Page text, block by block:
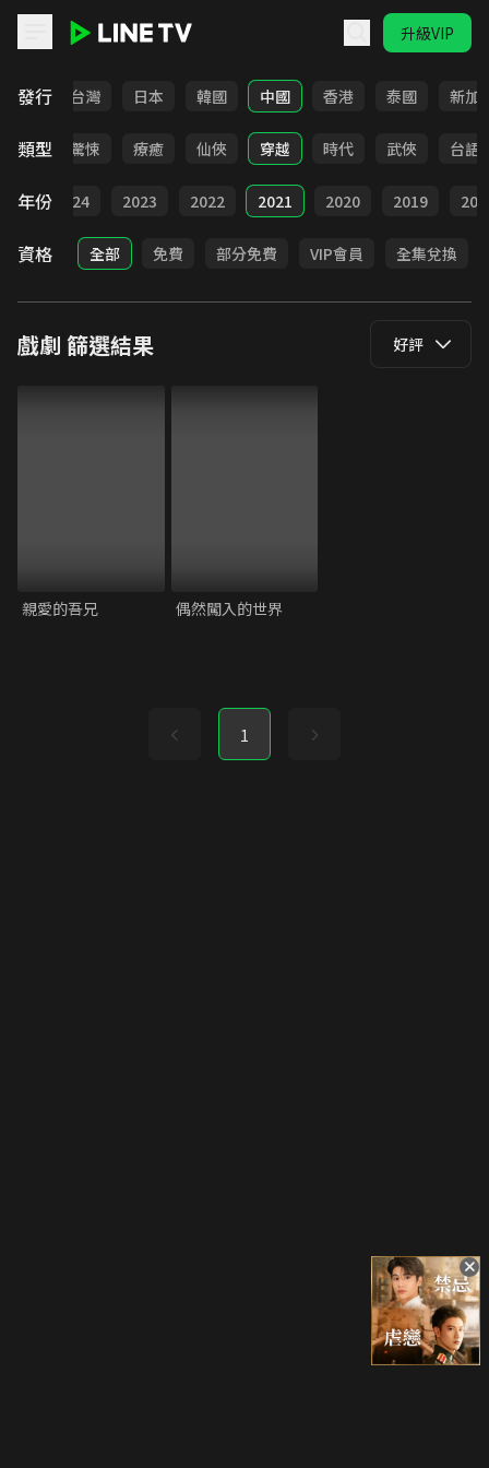
升級VIP
發行
全部 台灣 日本 韓國 中國 香港 泰國 新加
類型
奇幻 驚悚 療癒 仙俠 穿越 時代 武俠 台語
年份 2024 2023 2022 2021 2020 2019
資格 全部 免費 部分免費 VIP會員 全集兌換
戲劇 篩選結果 好評
親愛的吾兄 偶然闖入的世界
1